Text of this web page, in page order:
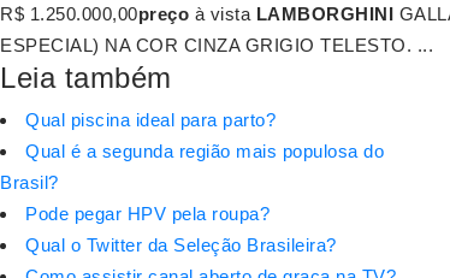
R$ 1.250.000,00preço à vista LAMBORGHINI
ESPECIAL) NA COR CINZA GRIGIO TELESTO. ...
Leia também
Qual piscina ideal para parto?
Qual é a segunda região mais populosa do
Brasil?
Pode pegar HPV pela roupa?
Qual o Twitter da Seleção Brasileira?